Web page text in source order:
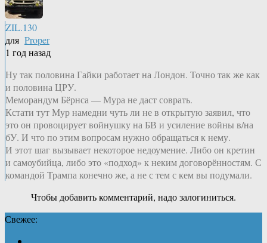
ZIL.130
для Proper
1 год назад
Ну так половина Гайки работает на Лондон. Точно так же как
и половина ЦРУ.
Меморандум Бёрнса — Мура не даст соврать.
Кстати тут Мур намедни чуть ли не в открытую заявил, что
это он провоцирует войнушку на БВ и усиление войны в/на
бУ. И что по этим вопросам нужно обращаться к нему.
И этот шаг вызывает некоторое недоумение. Либо он кретин
и самоубийца, либо это «подход» к неким договорённостям. С
командой Трампа конечно же, а не с тем с кем вы подумали.
Чтобы добавить комментарий, надо залогиниться.
Свежее: